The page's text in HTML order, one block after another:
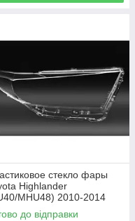
стекло фары
Highlander
MHU48) 2010-2014
(пассажирское)
до відправки